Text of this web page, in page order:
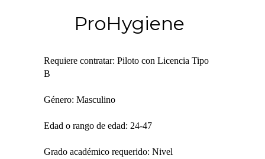
ProHygiene
Requiere contratar: Piloto con Licencia Tipo
B
Género: Masculino
Edad o rango de edad: 24-47
Grado académico requerido: Nivel